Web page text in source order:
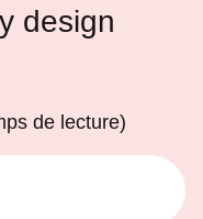
design
de lecture)